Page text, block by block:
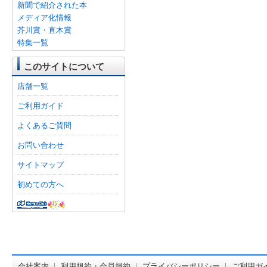
新聞で紹介された本
メディア化情報
芥川賞・直木賞
特集一覧
このサイトについて
店舗一覧
ご利用ガイド
よくあるご質問
お問い合わせ
サイトマップ
初めての方へ